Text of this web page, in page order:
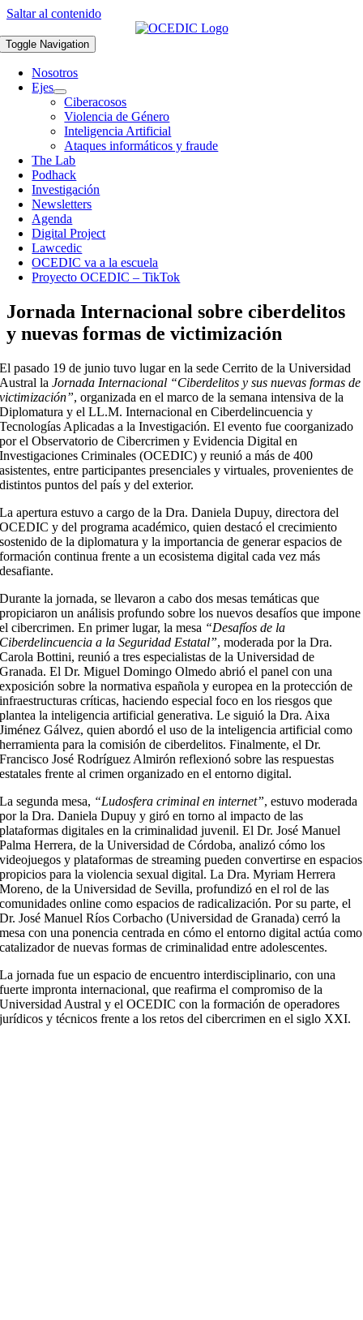
Saltar al contenido
Toggle Navigation
Nosotros
Ejes
Ciberacosos
Violencia de Género
Inteligencia Artificial
Ataques informáticos y fraude
The Lab
Podhack
Investigación
Newsletters
Agenda
Digital Project
Lawcedic
OCEDIC va a la escuela
Proyecto OCEDIC – TikTok
Jornada Internacional sobre ciberdelitos
y nuevas formas de victimización
El pasado 19 de junio tuvo lugar en la sede Cerrito de la Universidad
Austral laJornada Internacional “Ciberdelitos y sus nuevas formas de
victimización”, organizada en el marco de la semana intensiva de la
Diplomatura y el LL.M. Internacional en Ciberdelincuencia y
Tecnologías Aplicadas a la Investigación. El evento fue coorganizado
por el Observatorio de Cibercrimen y Evidencia Digital en
Investigaciones Criminales (OCEDIC) y reunió a más de 400
asistentes, entre participantes presenciales y virtuales, provenientes de
distintos puntos del país y del exterior.
La apertura estuvo a cargo de la Dra. Daniela Dupuy, directora del
OCEDIC y del programa académico, quien destacó el crecimiento
sostenido de la diplomatura y la importancia de generar espacios de
formación continua frente a un ecosistema digital cada vez más
desafiante.
Durante la jornada, se llevaron a cabo dos mesas temáticas que
propiciaron un análisis profundo sobre los nuevos desafíos que impone
el cibercrimen. En primer lugar, la mesa “Desafíos de la
Ciberdelincuencia a la Seguridad Estatal”, moderada por la Dra.
Carola Bottini, reunió a tres especialistas de la Universidad de
Granada. El Dr. Miguel Domingo Olmedo abrió el panel con una
exposición sobre la normativa española y europea en la protección de
infraestructuras críticas, haciendo especial foco en los riesgos que
plantea la inteligencia artificial generativa. Le siguió la Dra. Aixa
Jiménez Gálvez, quien abordó el uso de la inteligencia artificial como
herramienta para la comisión de ciberdelitos. Finalmente, el Dr.
Francisco José Rodríguez Almirón reflexionó sobre las respuestas
estatales frente al crimen organizado en el entorno digital.
La segunda mesa, “Ludosfera criminal en internet”, estuvo moderada
por la Dra. Daniela Dupuy y giró en torno al impacto de las
plataformas digitales en la criminalidad juvenil. El Dr. José Manuel
Palma Herrera, de la Universidad de Córdoba, analizó cómo los
videojuegos y plataformas de streaming pueden convertirse en espacios
propicios para la violencia sexual digital. La Dra. Myriam Herrera
Moreno, de la Universidad de Sevilla, profundizó en el rol de las
comunidades online como espacios de radicalización. Por su parte, el
Dr. José Manuel Ríos Corbacho (Universidad de Granada) cerró la
mesa con una ponencia centrada en cómo el entorno digital actúa como
catalizador de nuevas formas de criminalidad entre adolescentes.
La jornada fue un espacio de encuentro interdisciplinario, con una
fuerte impronta internacional, que reafirma el compromiso de la
Universidad Austral y el OCEDIC con la formación de operadores
jurídicos y técnicos frente a los retos del cibercrimen en el siglo XXI.